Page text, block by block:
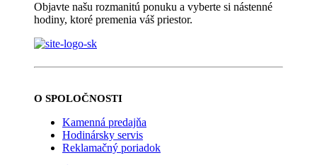
Objavte našu rozmanitú ponuku a vyberte si nástenné
hodiny, ktoré premenia váš priestor.
O SPOLOČNOSTI
Kamenná predajňa
Hodinársky servis
Reklamačný poriadok